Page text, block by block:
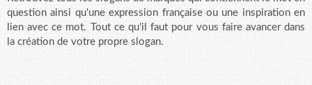
question ainsi qu'une expression française ou une inspiration en
lien avec ce mot. Tout ce qu'il faut pour vous faire avancer dans
la création de votre propre slogan.